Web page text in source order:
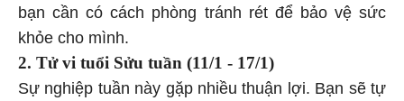
bạn cần có cách phòng tránh rét để bảo vệ sức
khỏe cho mình.
2. Tử vi tuổi Sửu tuần (11/1 - 17/1)
Sự nghiệp tuần này gặp nhiều thuận lợi. Bạn sẽ tự